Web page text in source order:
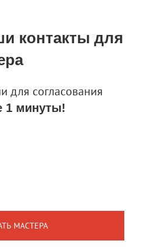
контакты для
для согласования
1 минуты!